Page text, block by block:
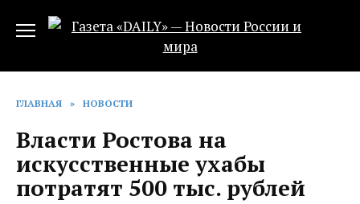
ГЛАВНАЯ » НОВОСТИ
Власти Ростова на
искусственные ухабы
потратят 500 тыс. рублей